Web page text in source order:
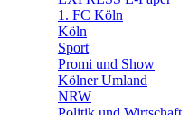
1. FC Köln
Köln
Sport
Promi und Show
Kölner Umland
NRW